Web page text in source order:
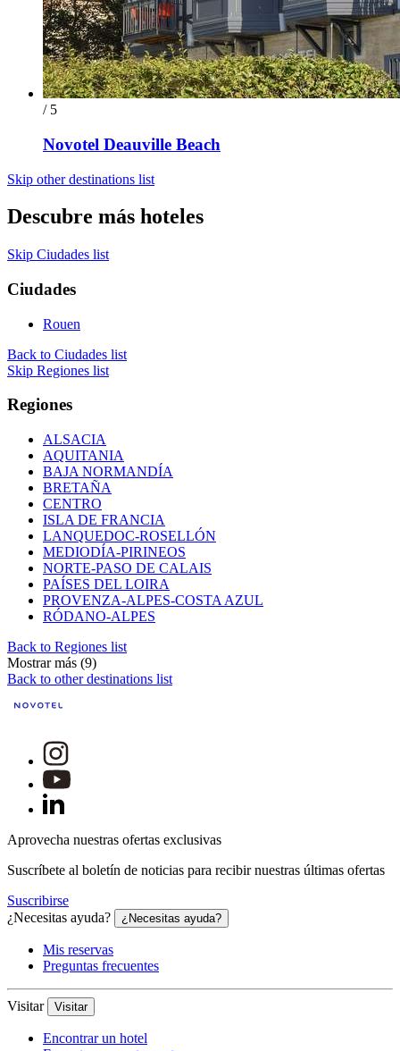
/ 5
Novotel Deauville Beach
Skip other destinations list
Descubre más hoteles
Skip Ciudades list
Ciudades
Rouen
Back to Ciudades list
Skip Regiones list
Regiones
ALSACIA
AQUITANIA
BAJA NORMANDÍA
BRETAÑA
CENTRO
ISLA DE FRANCIA
LANQUEDOC-ROSELLÓN
MEDIODÍA-PIRINEOS
NORTE-PASO DE CALAIS
PAÍSES DEL LOIRA
PROVENZA-ALPES-COSTA AZUL
RÓDANO-ALPES
Back to Regiones list
Mostrar más (9)
Back to other destinations list
Aprovecha nuestras ofertas exclusivas
Suscríbete al boletín de noticias para recibir nuestras últimas ofertas
Suscribirse
¿Necesitas ayuda?
¿Necesitas ayuda?
Mis reservas
Preguntas frecuentes
Visitar Visitar
Encontrar un hotel